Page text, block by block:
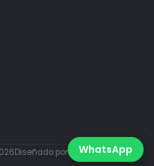
por DiabloEstudio.cl
WhatsApp